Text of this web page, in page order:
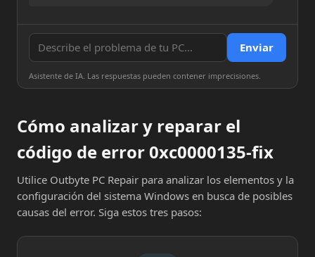
Enviar
Asistente de IA. Las respuestas pueden contener imprecisiones.
Cómo analizar y reparar el
código de error 0xc0000135-fix
Utilice Outbyte PC Repair para analizar los elementos y la
configuración del sistema Windows en busca de posibles
causas del error. Siga estos tres pasos: